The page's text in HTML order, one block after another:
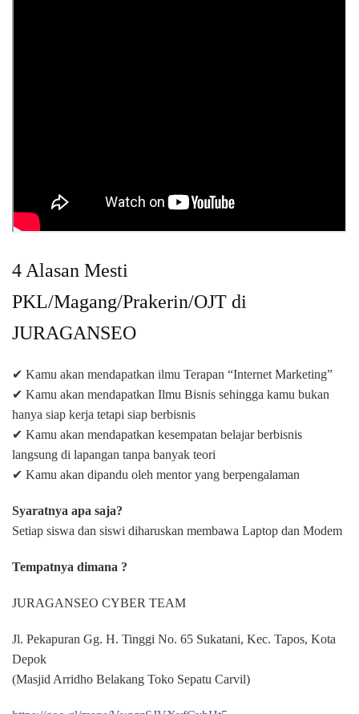
4 Alasan Mesti
PKL/Magang/Prakerin/OJT di
JURAGANSEO
✔ Kamu akan mendapatkan ilmu Terapan “Internet Marketing”
✔ Kamu akan mendapatkan Ilmu Bisnis sehingga kamu bukan
hanya siap kerja tetapi siap berbisnis
✔ Kamu akan mendapatkan kesempatan belajar berbisnis
langsung di lapangan tanpa banyak teori
✔ Kamu akan dipandu oleh mentor yang berpengalaman
Syaratnya apa saja?
Setiap siswa dan siswi diharuskan membawa Laptop dan Modem
Tempatnya dimana ?
JURAGANSEO CYBER TEAM
Jl. Pekapuran Gg. H. Tinggi No. 65 Sukatani, Kec. Tapos, Kota
Depok
(Masjid Arridho Belakang Toko Sepatu Carvil)